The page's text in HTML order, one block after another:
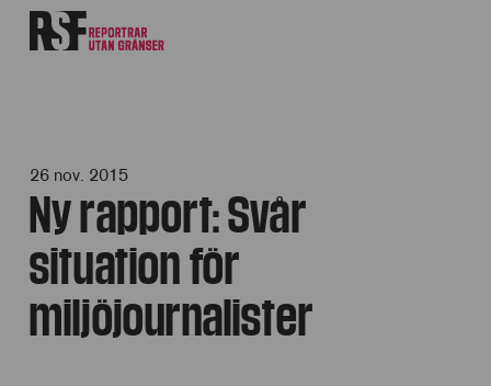
26 nov. 2015
Ny rapport: Svår
situation för
miljöjournalister